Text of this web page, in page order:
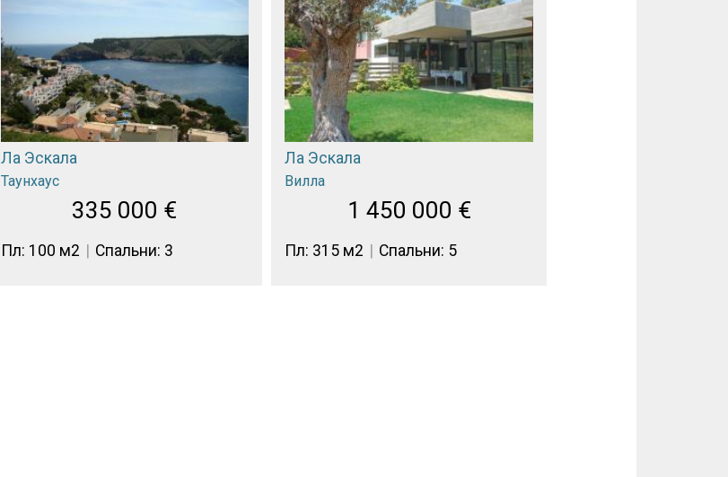
Ла Эскала
Таунхаус
335 000 €
Пл: 100 м2 Спальни: 3
Ла Эскала
Вилла
1 450 000 €
Пл: 315 м2 Спальни: 5